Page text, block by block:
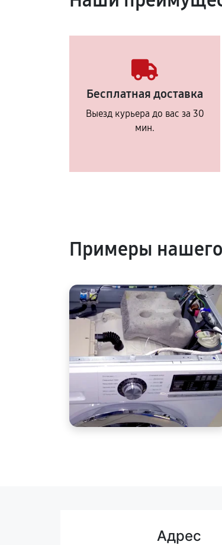
Бесплатная доставка
Выезд курьера до вас за 30
мин.
Примеры
Адрес